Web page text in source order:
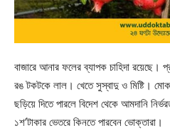
বাজারে আনার ফলের ব্যাপক চাহিদা রয়েছে।
রঙ টকটকে লাল। খেতে সুস্বাদু ও মিষ্টি।
ছড়িয়ে দিতে পারলে বিদেশ থেকে আমদানি
১শ’টাকার ভেতরে কিনতে পারবেন ভোক্তারা।